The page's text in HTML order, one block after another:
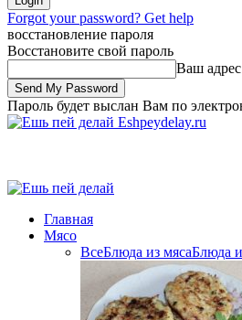
Forgot your password? Get help
восстановление пароля
Восстановите свой пароль
Ваш
Пароль будет выслан Вам по
Eshpeydelay.ru
Главная
Мясо
ВсеБлюда из мясаБлюда